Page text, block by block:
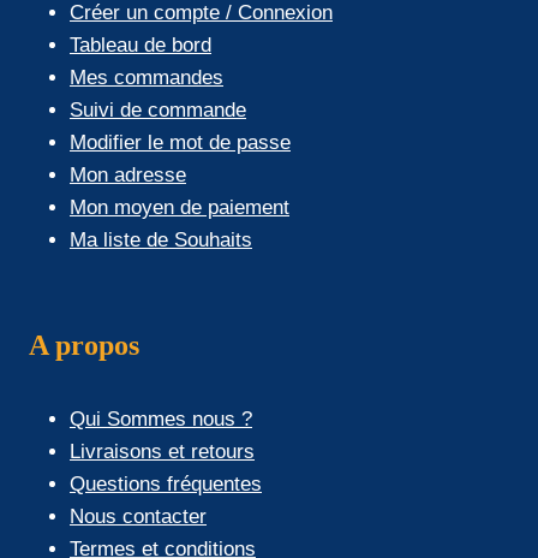
Créer un compte / Connexion
Tableau de bord
Mes commandes
Suivi de commande
Modifier le mot de passe
Mon adresse
Mon moyen de paiement
Ma liste de Souhaits
A propos
Qui Sommes nous ?
Livraisons et retours
Questions fréquentes
Nous contacter
Termes et conditions